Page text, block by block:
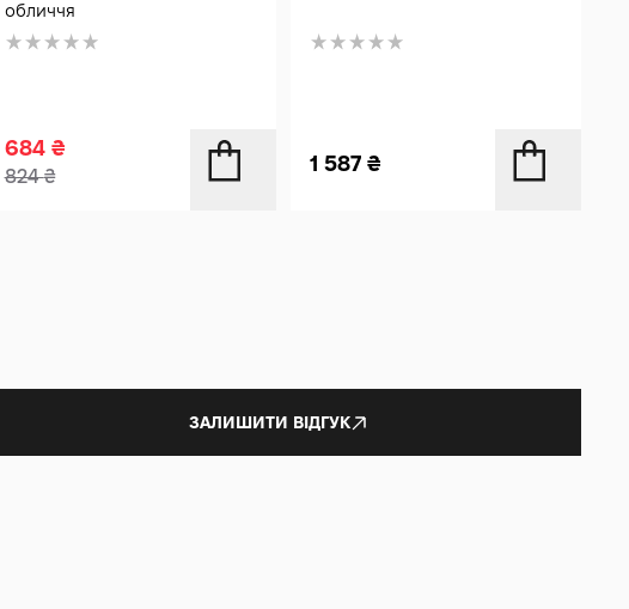
обличчя
684 ₴
824₴
1 587 ₴
ЗАЛИШИТИ ВІДГУК